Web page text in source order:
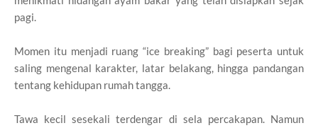
pagi.
Momen itu menjadi ruang “ice breaking” bagi peserta untuk
saling mengenal karakter, latar belakang, hingga pandangan
tentang kehidupan rumah tangga.
Tawa kecil sesekali terdengar di sela percakapan. Namun